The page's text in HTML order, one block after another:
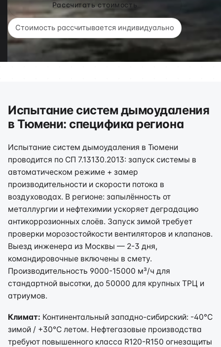
Рассчитать стоимость
Стоимость рассчитывается индивидуально
Испытание систем дымоудаления
в Тюмени: специфика региона
Испытание систем дымоудаления в Тюмени
проводится по СП 7.13130.2013: запуск системы в
автоматическом режиме + замер
производительности и скорости потока в
воздуховодах. В регионе: запылённость от
металлургии и нефтехимии ускоряет деградацию
антикоррозионных слоёв. Запуск зимой требует
проверки морозостойкости вентиляторов и клапанов.
Выезд инженера из Москвы — 2-3 дня,
командировочные включены в смету.
Производительность 9000-15000 м³/ч для
стандартной высотки, до 50000 для крупных ТРЦ и
атриумов.
Климат: Континентальный западно-сибирский: -40°C
зимой / +30°C летом. Нефтегазовые производства
требуют повышенного класса R120-R150 огнезащиты